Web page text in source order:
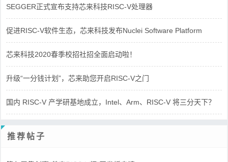
SEGGER正式宣布支持芯来科技RISC-V处理器
促进RISC-V软件生态，芯来科技发布Nuclei Software Platform
芯来科技2020春季校招社招全面启动啦！
升级“一分钱计划”，芯来助您开启RISC-V之门
国内 RISC-V 产学研基地成立，Intel、Arm、RISC-V 将三分天下？
推荐帖子